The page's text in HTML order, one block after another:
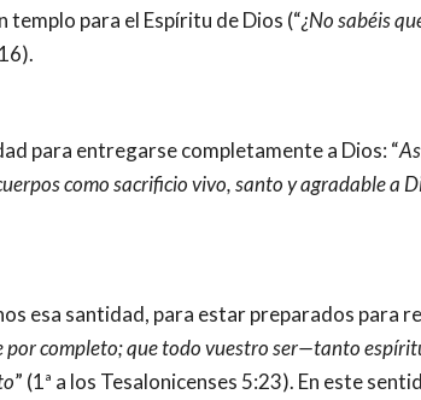
templo para el Espíritu de Dios (“¿No sabéis
para entregarse completamente a Dios: “
como sacrificio vivo, santo y agradable a
por completo; que todo vuestro ser—tanto
” (1ª a los Tesalonicenses 5:23). En este